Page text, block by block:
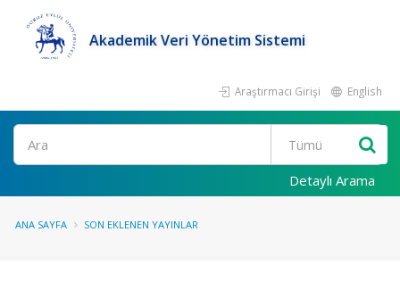
Akademik Veri Yönetim Sistemi
Araştırmacı Girişi English
Ara
Detaylı Arama
ANA SAYFA SON EKLENEN YAYINLAR